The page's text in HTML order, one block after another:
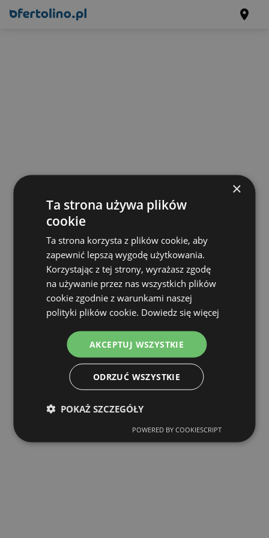
×
Ta strona używa plików
cookie
Ta strona korzysta z plików cookie, aby
zapewnić lepszą wygodę użytkowania.
Korzystając z tej strony, wyrażasz zgodę
na używanie przez nas wszystkich plików
cookie zgodnie z warunkami naszej
polityki plików cookie. Dowiedz się więcej
AKCEPTUJ WSZYSTKIE
ODRZUĆ WSZYSTKIE
POKAŻ SZCZEGÓŁY
POWERED BY COOKIESCRIPT